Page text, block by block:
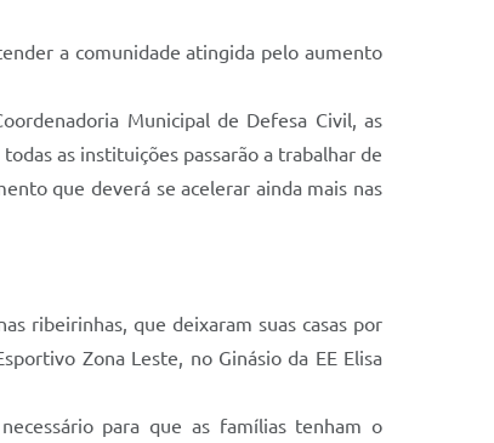
a comunidade atingida pelo aumento
Municipal de Defesa Civil, as
as instituições passarão a trabalhar de
que deverá se acelerar ainda mais nas
ribeirinhas, que deixaram suas casas por
Zona Leste, no Ginásio da EE Elisa
para que as famílias tenham o